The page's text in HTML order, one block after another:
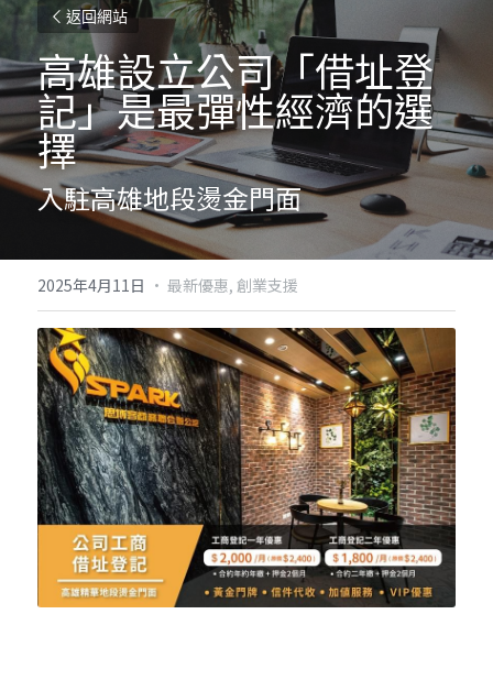
返回網站
高雄設立公司「借址登
記」是最彈性經濟的選
擇
入駐高雄地段燙金門面
2025年4月11日 · 最新優惠, 創業支援